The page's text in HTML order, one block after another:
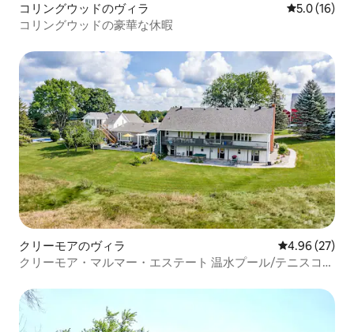
コリングウッドのヴィラ レビュー16
5.0 (16)
コリングウッドの豪華な休暇
クリーモアのヴィラ レビュー27
4.96 (27)
クリーモア・マルマー・エステート 温水プール/テニスコー